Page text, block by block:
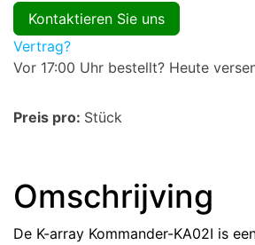
Kontaktieren Sie uns
Vertrag?
Vor 17:00 Uhr bestellt? Heute
Preis pro: Stück
Omschrijving
De K-array Kommander-KA02I is